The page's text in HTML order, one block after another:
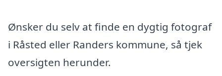
Ønsker du selv at finde en dygtig fotograf
i Råsted eller Randers kommune, så tjek
oversigten herunder.